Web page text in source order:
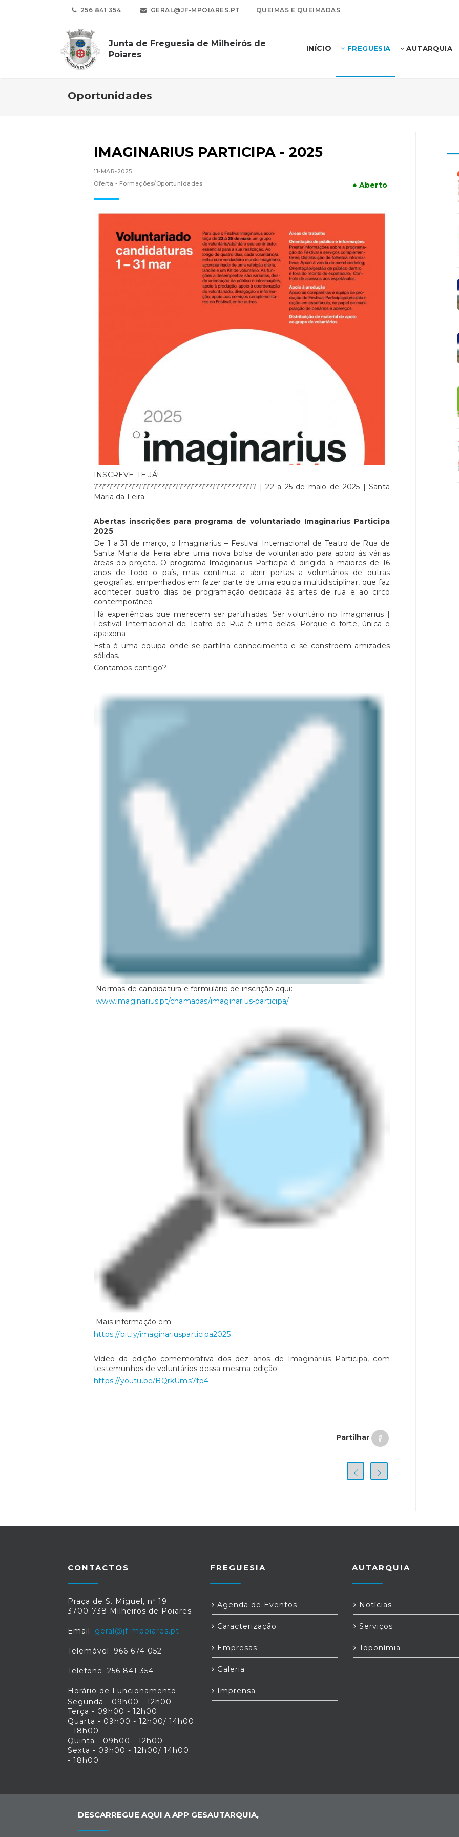
256 841 354 GERAL@JF-MPOIARES.PT QUEIMAS E QUEIMADAS
Junta de Freguesia de Milheirós de
Poiares
INÍCIO FREGUESIA AUTARQUIA
Oportunidades
IMAGINARIUS PARTICIPA - 2025
11-MAR-2025
Oferta - Formações/Oportunidades
● Aberto
INSCREVE-TE JÁ!
???????????????????????????????????????????? | 22 a 25 de maio de 2025 | Santa
Maria da Feira
Abertas inscrições para programa de voluntariado Imaginarius Participa
2025
De 1 a 31 de março, o Imaginarius – Festival Internacional de Teatro de Rua de
Santa Maria da Feira abre uma nova bolsa de voluntariado para apoio às várias
áreas do projeto. O programa Imaginarius Participa é dirigido a maiores de 16
anos de todo o país, mas continua a abrir portas a voluntários de outras
geografias, empenhados em fazer parte de uma equipa multidisciplinar, que faz
acontecer quatro dias de programação dedicada às artes de rua e ao circo
contemporâneo.
Há experiências que merecem ser partilhadas. Ser voluntário no Imaginarius |
Festival Internacional de Teatro de Rua é uma delas. Porque é forte, única e
apaixona.
Esta é uma equipa onde se partilha conhecimento e se constroem amizades
sólidas.
Contamos contigo?
Normas de candidatura e formulário de inscrição aqui:
www.imaginarius.pt/chamadas/imaginarius-participa/
Mais informação em:
https://bit.ly/imaginariusparticipa2025
Vídeo da edição comemorativa dos dez anos de Imaginarius Participa, com
testemunhos de voluntários dessa mesma edição.
https://youtu.be/BQrkUms7tp4
Partilhar
CONTACTOS
Praça de S. Miguel, nº 19
3700-738 Milheirós de Poiares
Email: geral@jf-mpoiares.pt
Telemóvel: 966 674 052
Telefone: 256 841 354
Horário de Funcionamento:
Segunda - 09h00 - 12h00
Terça - 09h00 - 12h00
Quarta - 09h00 - 12h00/ 14h00
- 18h00
Quinta - 09h00 - 12h00
Sexta - 09h00 - 12h00/ 14h00
- 18h00
FREGUESIA
Agenda de Eventos
Caracterização
Empresas
Galeria
Imprensa
AUTARQUIA
Notícias
Serviços
Toponímia
DESCARREGUE AQUI A APP GESAUTARQUIA,